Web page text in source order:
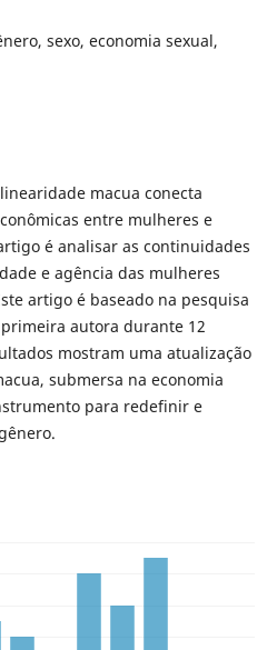
sexo, economia sexual,
macua conecta
entre mulheres e
é analisar as continuidades
e agência das mulheres
artigo é baseado na pesquisa
autora durante 12
mostram uma atualização
submersa na economia
para redefinir e